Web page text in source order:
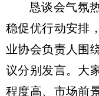
恳谈会气氛
稳促优行动安排
业协会负责人围
议分别发言。大
程度高、市场前